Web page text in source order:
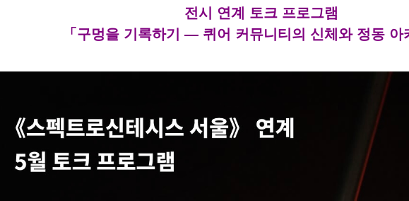
전시 연계 토크 프로그램
「구멍을 기록하기 — 퀴어 커뮤니티의 신체와 정동 아